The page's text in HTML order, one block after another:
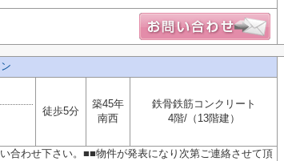
徒歩5分
築45年
南西
鉄骨鉄筋コンクリート
4階/（13階建）
合わせ下さい。■■物件が発表になり次第ご連絡させて頂